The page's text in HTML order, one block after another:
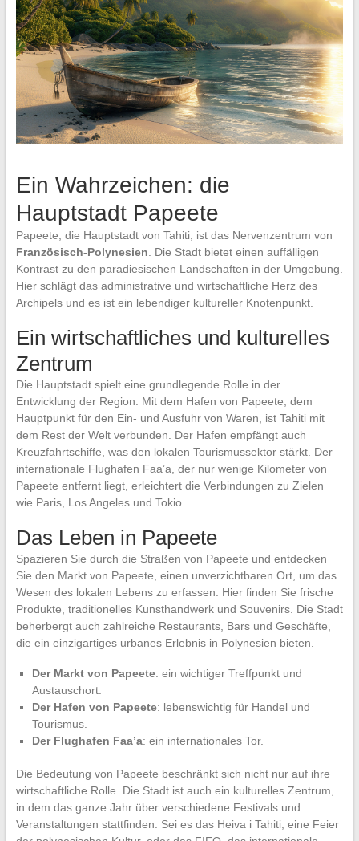
Ein Wahrzeichen: die
Hauptstadt Papeete
Papeete, die Hauptstadt von Tahiti, ist das Nervenzentrum von
Französisch-Polynesien . Die Stadt bietet einen auffälligen
Kontrast zu den paradiesischen Landschaften in der Umgebung.
Hier schlägt das administrative und wirtschaftliche Herz des
Archipels und es ist ein lebendiger kultureller Knotenpunkt.
Ein wirtschaftliches und kulturelles
Zentrum
Die Hauptstadt spielt eine grundlegende Rolle in der
Entwicklung der Region. Mit dem Hafen von Papeete, dem
Hauptpunkt für den Ein- und Ausfuhr von Waren, ist Tahiti mit
dem Rest der Welt verbunden. Der Hafen empfängt auch
Kreuzfahrtschiffe, was den lokalen Tourismussektor stärkt. Der
internationale Flughafen Faa’a, der nur wenige Kilometer von
Papeete entfernt liegt, erleichtert die Verbindungen zu Zielen
wie Paris, Los Angeles und Tokio.
Das Leben in Papeete
Spazieren Sie durch die Straßen von Papeete und entdecken
Sie den Markt von Papeete, einen unverzichtbaren Ort, um das
Wesen des lokalen Lebens zu erfassen. Hier finden Sie frische
Produkte, traditionelles Kunsthandwerk und Souvenirs. Die Stadt
beherbergt auch zahlreiche Restaurants, Bars und Geschäfte,
die ein einzigartiges urbanes Erlebnis in Polynesien bieten.
Der Markt von Papeete: ein wichtiger Treffpunkt und
Austauschort.
Der Hafen von Papeete: lebenswichtig für Handel und
Tourismus.
Der Flughafen Faa’a: ein internationales Tor.
Die Bedeutung von Papeete beschränkt sich nicht nur auf ihre
wirtschaftliche Rolle. Die Stadt ist auch ein kulturelles Zentrum,
in dem das ganze Jahr über verschiedene Festivals und
Veranstaltungen stattfinden. Sei es das Heiva i Tahiti, eine Feier